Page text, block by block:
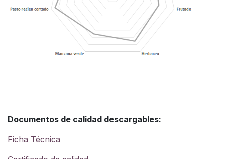
Documentos de calidad descargables:
Ficha Técnica